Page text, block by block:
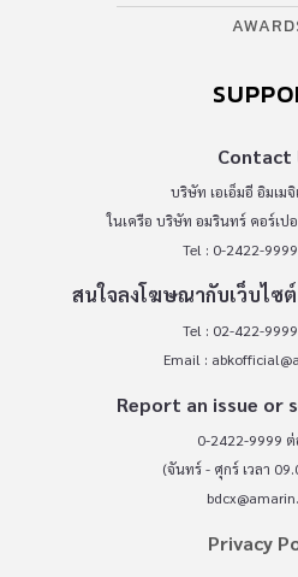
Contact
บริษัท เอเอ็มอี อิมเม
ในเครือ บริษัท อมรินทร์ คอร์เป
Tel : 0-2422-
สนใจลงโฆษณากับเว็บไซต์
Tel : 02-422-
Email :
Report an issue or
0-2422-9999
(จันทร์ - ศุกร์ เวลา
Privacy